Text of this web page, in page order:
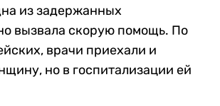
из задержанных
вызвала скорую помощь. По
врачи приехали и
но в госпитализации ей